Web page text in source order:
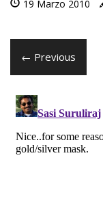
19 Marzo 2010
← Previous